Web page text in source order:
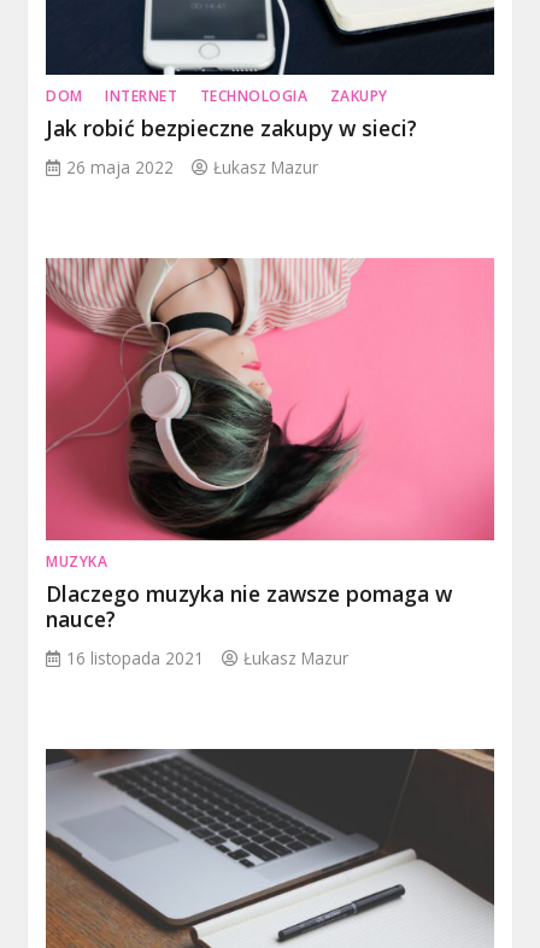
DOM INTERNET TECHNOLOGIA ZAKUPY
Jak robić bezpieczne zakupy w sieci?
26 maja 2022 Łukasz Mazur
MUZYKA
Dlaczego muzyka nie zawsze pomaga w
nauce?
16 listopada 2021 Łukasz Mazur